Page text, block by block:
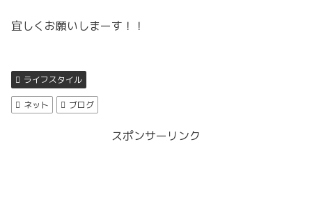
宜しくお願いしまーす！！
ライフスタイル
ネット ブログ
スポンサーリンク